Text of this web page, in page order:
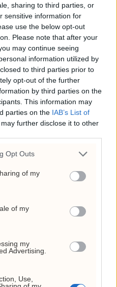
sharing to third parties, or
sensitive information for
use the below opt-out
Please note that after your
may continue seeing
information utilized by
to third parties prior to
opt-out of the further
by third parties on the
This information may
parties on the IAB’s List of
further disclose it to other
Opt Outs
of my
of my
my
Advertising.
Use,
Spanias
setter Sánchez
Olaf Tufte?
og
risiko
RNA-
styret før
i genterapi
Kan ta av
Iran-pause
kvart million